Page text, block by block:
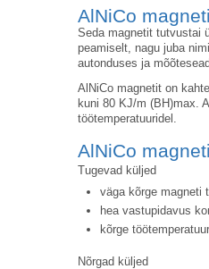
AlNiCo
Seda magnetit tutvustai
peamiselt, nagu juba
autonduses ja
AlNiCo magnetit on
kuni 80 KJ/m (BH)max.
töötemperatuuridel.
AlNiCo
Tugevad küljed
väga kõrge magneti
hea vastupidavus
kõrge
Nõrgad küljed